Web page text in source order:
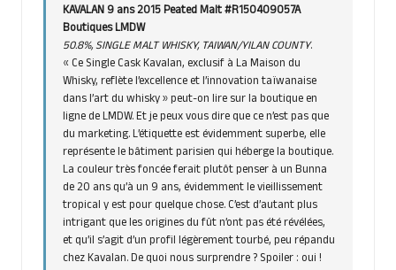
KAVALAN 9 ans 2015 Peated Malt #R150409057A
Boutiques LMDW
50.8%, SINGLE MALT WHISKY, TAIWAN/YILAN COUNTY.
« Ce Single Cask Kavalan, exclusif à La Maison du
Whisky, reflète l’excellence et l’innovation taïwanaise
dans l’art du whisky » peut-on lire sur la boutique en
ligne de LMDW. Et je peux vous dire que ce n’est pas que
du marketing. L’étiquette est évidemment superbe, elle
représente le bâtiment parisien qui héberge la boutique.
La couleur très foncée ferait plutôt penser à un Bunna
de 20 ans qu’à un 9 ans, évidemment le vieillissement
tropical y est pour quelque chose. C’est d’autant plus
intrigant que les origines du fût n’ont pas été révélées,
et qu’il s’agit d’un profil légèrement tourbé, peu répandu
chez Kavalan. De quoi nous surprendre ? Spoiler : oui !